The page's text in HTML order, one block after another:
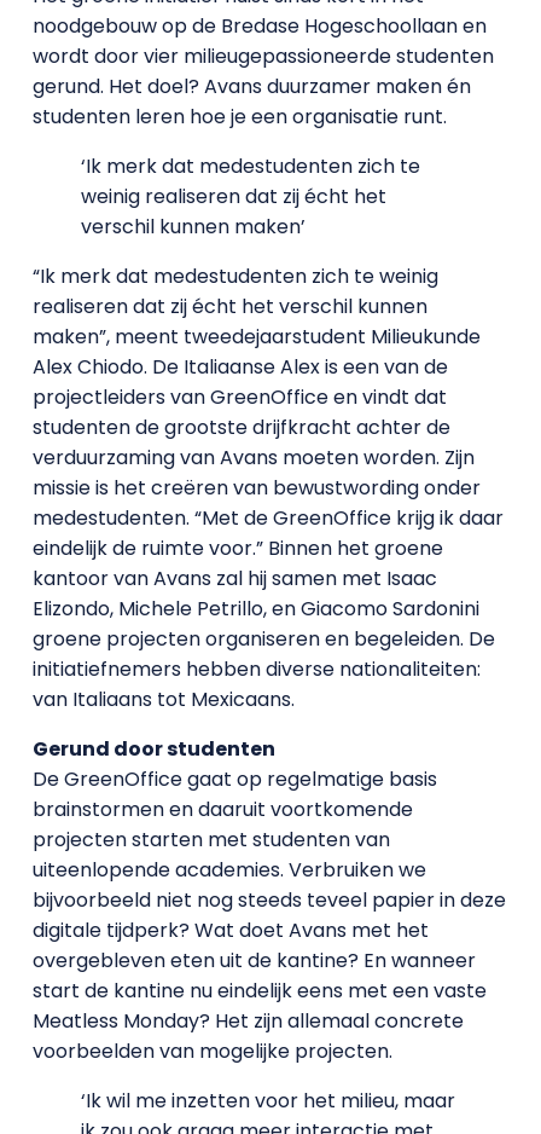
noodgebouw op de Bredase Hogeschoollaan en
wordt door vier milieugepassioneerde studenten
gerund. Het doel? Avans duurzamer maken én
studenten leren hoe je een organisatie runt.
‘Ik merk dat medestudenten zich te
weinig realiseren dat zij écht het
verschil kunnen maken’
“Ik merk dat medestudenten zich te weinig
realiseren dat zij écht het verschil kunnen
maken”, meent tweedejaarstudent Milieukunde
Alex Chiodo. De Italiaanse Alex is een van de
projectleiders van GreenOffice en vindt dat
studenten de grootste drijfkracht achter de
verduurzaming van Avans moeten worden. Zijn
missie is het creëren van bewustwording onder
medestudenten. “Met de GreenOffice krijg ik daar
eindelijk de ruimte voor.” Binnen het groene
kantoor van Avans zal hij samen met Isaac
Elizondo, Michele Petrillo, en Giacomo Sardonini
groene projecten organiseren en begeleiden. De
initiatiefnemers hebben diverse nationaliteiten:
van Italiaans tot Mexicaans.
Gerund door studenten
De GreenOffice gaat op regelmatige basis
brainstormen en daaruit voortkomende
projecten starten met studenten van
uiteenlopende academies. Verbruiken we
bijvoorbeeld niet nog steeds teveel papier in deze
digitale tijdperk? Wat doet Avans met het
overgebleven eten uit de kantine? En wanneer
start de kantine nu eindelijk eens met een vaste
Meatless Monday? Het zijn allemaal concrete
voorbeelden van mogelijke projecten.
‘Ik wil me inzetten voor het milieu, maar